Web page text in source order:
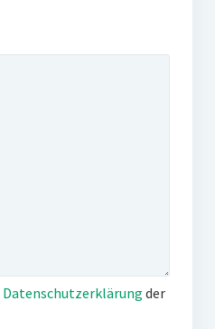
Datenschutzerklärung der